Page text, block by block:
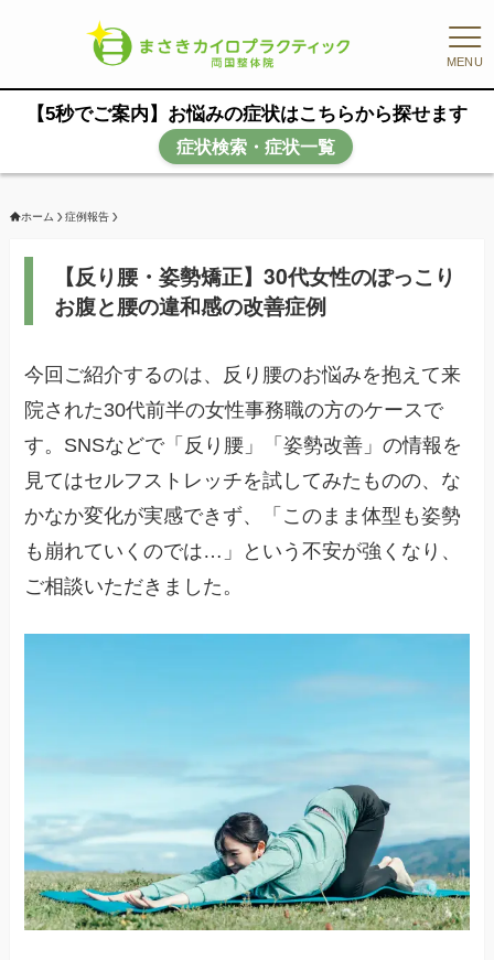
MENU
【5秒でご案内】お悩みの症状はこちらから探せます
症状検索・症状一覧
ホーム 症例報告
【反り腰・姿勢矯正】30代女性のぽっこり
お腹と腰の違和感の改善症例
今回ご紹介するのは、反り腰のお悩みを抱えて来
院された30代前半の女性事務職の方のケースで
す。SNSなどで「反り腰」「姿勢改善」の情報を
見てはセルフストレッチを試してみたものの、な
かなか変化が実感できず、「このまま体型も姿勢
も崩れていくのでは…」という不安が強くなり、
ご相談いただきました。